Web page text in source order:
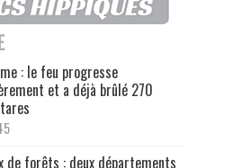
: le feu progresse
et a déjà brûlé 270
de forêts : deux départements